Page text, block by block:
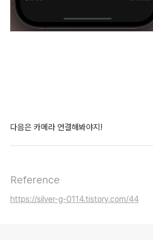
다음은 카메라 연결해봐야지!
Reference
https://silver-g-0114.tistory.com/44